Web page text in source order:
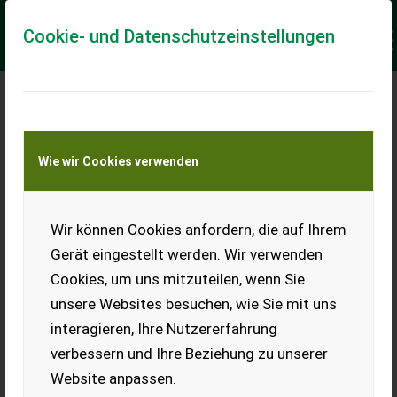
Cookie- und Datenschutzeinstellungen
Wie wir Cookies verwenden
Wir können Cookies anfordern, die auf Ihrem
Gerät eingestellt werden. Wir verwenden
Cookies, um uns mitzuteilen, wenn Sie
unsere Websites besuchen, wie Sie mit uns
interagieren, Ihre Nutzererfahrung
verbessern und Ihre Beziehung zu unserer
Website anpassen.
Meine Transportkostenanfrage
Transport von Land- und Baumaschinen –
KEINE Tiertransporte
Ladeort
Ort